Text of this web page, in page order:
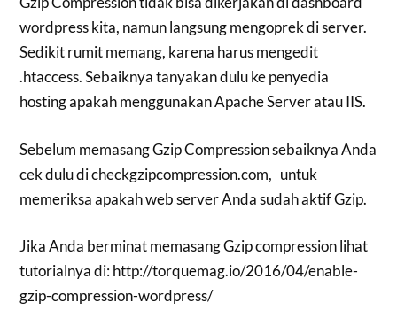
wordpress kita, namun langsung mengoprek di server.
Sedikit rumit memang, karena harus mengedit
.htaccess. Sebaiknya tanyakan dulu ke penyedia
hosting apakah menggunakan Apache Server atau IIS.
Sebelum memasang Gzip Compression sebaiknya Anda
cek dulu di checkgzipcompression.com, untuk
memeriksa apakah web server Anda sudah aktif Gzip.
Jika Anda berminat memasang Gzip compression lihat
tutorialnya di: http://torquemag.io/2016/04/enable-
gzip-compression-wordpress/